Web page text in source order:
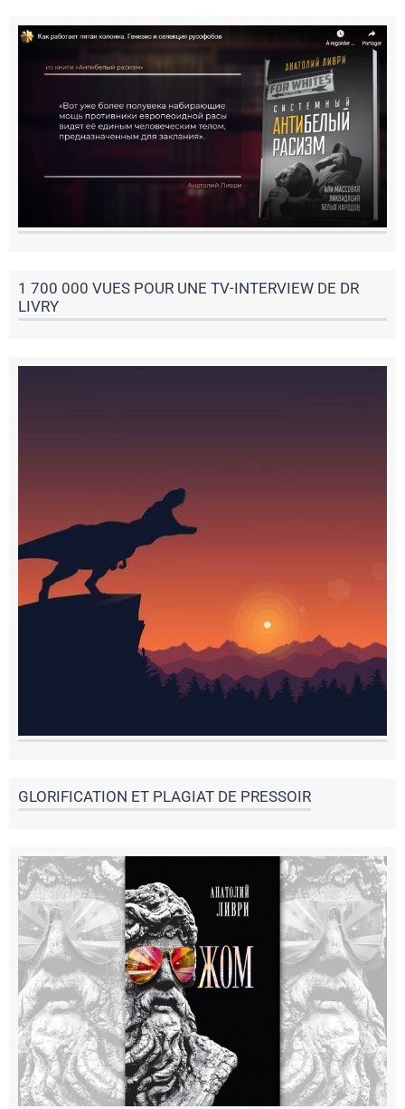
1 700 000 VUES POUR UNE TV-INTERVIEW DE DR
LIVRY
GLORIFICATION ET PLAGIAT DE PRESSOIR